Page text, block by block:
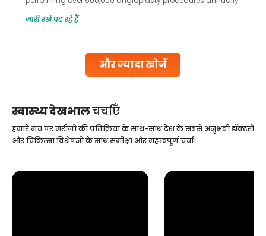
और ज्यादा खोजें
globe are searching for treatments like angioplasty and
Studies, such as one published
जारी रखें पढ़ रहे हैं
स्वास्थ्य देखभालचर्चाएँ
हमारे मंच पर मरीजों की प्रतिक्रिया के साथ-साथ देश के सबसे अनुभवी डॉक्टरों
और चिकित्सा विशेषज्ञों के साथ समीक्षा और महत्वपूर्ण चर्चा।